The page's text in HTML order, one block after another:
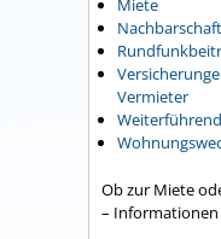
Miete
Nachbarschaft
Vermieter
Ob zur Miete
–